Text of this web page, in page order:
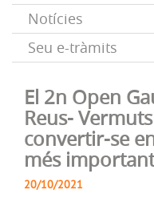
Notícies
Seu e-tràmits
El 2n Open
Reus-
convertir-se
més
20/10/2021